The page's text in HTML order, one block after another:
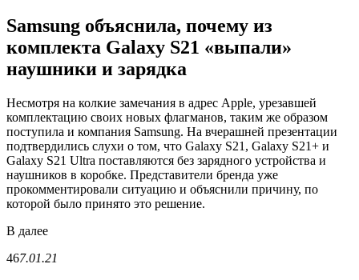
Samsung объяснила, почему из
комплекта Galaxy S21 «выпали»
наушники и зарядка
Несмотря на колкие замечания в адрес Apple, урезавшей
комплектацию своих новых флагманов, таким же образом
поступила и компания Samsung. На вчерашней презентации
подтвердились слухи о том, что Galaxy S21, Galaxy S21+ и
Galaxy S21 Ultra поставляются без зарядного устройства и
наушников в коробке. Представители бренда уже
прокомментировали ситуацию и объяснили причину, по
которой было принято это решение.
В далее
467.01.21